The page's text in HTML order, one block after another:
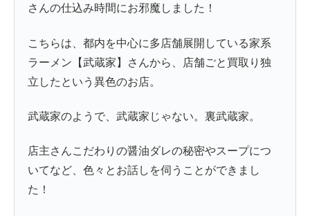
さんの仕込み時間にお邪魔しました！
こちらは、都内を中心に多店舗展開している家系
ラーメン【武蔵家】さんから、店舗ごと買取り独
立したという異色のお店。
武蔵家のようで、武蔵家じゃない。裏武蔵家。
店主さんこだわりの醤油ダレの秘密やスープにつ
いてなど、色々とお話しを伺うことができまし
た！